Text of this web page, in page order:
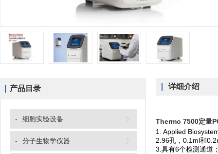
产品目录
- 细胞实验设备
- 分子生物学仪器
详细介绍
Thermo 7500定量
1. Applied
2.96孔，0.1ml和
3.具有6个检测通道